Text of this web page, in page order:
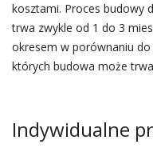
kosztami. Proces budowy
trwa zwykle od 1 do 3
okresem w porównaniu
których budowa może
Indywidualne